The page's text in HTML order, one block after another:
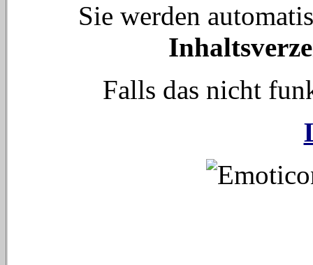
Sie werden
Falls das nicht